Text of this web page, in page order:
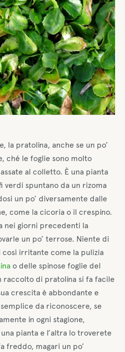
la pratolina, anche se un po’
ché le foglie sono molto
al colletto. È una pianta
verdi spuntano da un rizoma
un po’ diversamente dalle
come la cicoria o il crespino.
nei giorni precedenti la
un po’ terrose. Niente di
irritante come la pulizia
o delle spinose foglie del
raccolto di pratolina si fa facile
crescita è abbondante e
da riconoscere, se
in ogni stagione,
pianta e l’altra lo troverete
freddo, magari un po’